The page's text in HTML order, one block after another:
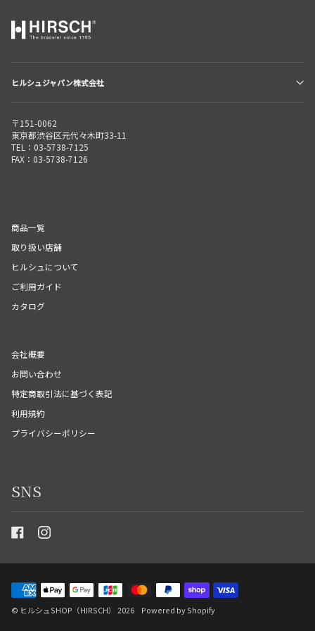
ヒルシュジャパン株式会社
〒151-0062
東京都渋谷区元代々木町33-11
TEL：03-5738-7125
FAX：03-5738-7126
商品一覧
取り扱い店舗
ヒルシュについて
ご利用ガイド
カタログ
会社概要
お問い合わせ
特定商取引法に基づく表記
利用規約
プライバシーポリシー
SNS
© ヒルシュSHOP（HIRSCH） 2026 Powered by Shopify